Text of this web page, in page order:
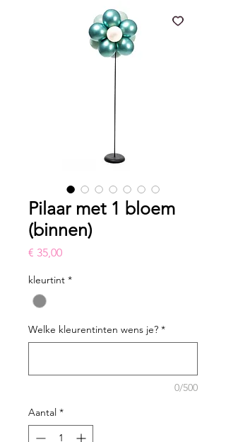
Pilaar met 1 bloem
(binnen)
€ 35,00Prijs
kleurtint *
Welke kleurentinten wens je? *
0/500
Aantal *